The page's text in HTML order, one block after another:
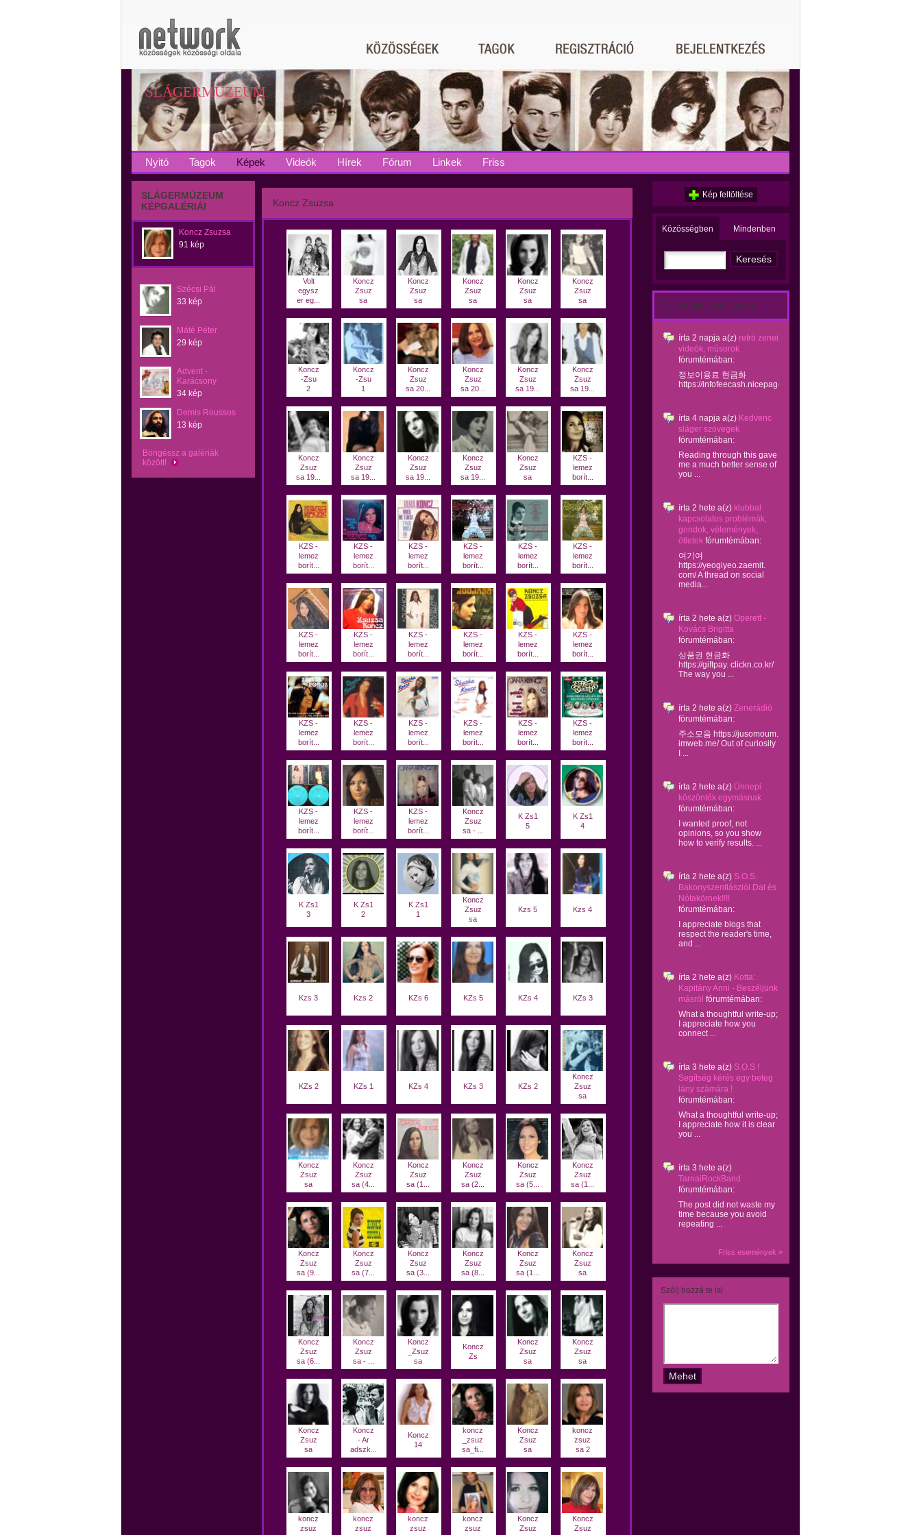
SLÁGERMÚZEUM
Nyitó Tagok Képek Videók Hírek Fórum Linkek Friss
SLÁGERMÚZEUM
KÉPGALÉRIÁI
Koncz Zsuzsa
91 kép
Szécsi Pál
33 kép
Máté Péter
29 kép
Advent -
Karácsony
34 kép
Demis Roussos
13 kép
Böngéssz a galériák
között!
Koncz Zsuzsa
Volt
egysz
er eg...
Koncz
Zsuz
sa
Koncz
Zsuz
sa
Koncz
Zsuz
sa
Koncz
Zsuz
sa
Koncz
Zsuz
sa
Koncz
-Zsu
2
Koncz
-Zsu
1
Koncz
Zsuz
sa 20...
Koncz
Zsuz
sa 20...
Koncz
Zsuz
sa 19...
Koncz
Zsuz
sa 19...
Koncz
Zsuz
sa 19...
Koncz
Zsuz
sa 19...
Koncz
Zsuz
sa 19...
Koncz
Zsuz
sa 19...
Koncz
Zsuz
sa
KZS -
lemez
borít...
KZS -
lemez
borít...
KZS -
lemez
borít...
KZS -
lemez
borít...
KZS -
lemez
borít...
KZS -
lemez
borít...
KZS -
lemez
borít...
KZS -
lemez
borít...
KZS -
lemez
borít...
KZS -
lemez
borít...
KZS -
lemez
borít...
KZS -
lemez
borít...
KZS -
lemez
borít...
KZS -
lemez
borít...
KZS -
lemez
borít...
KZS -
lemez
borít...
KZS -
lemez
borít...
KZS -
lemez
borít...
KZS -
lemez
borít...
KZS -
lemez
borít...
KZS -
lemez
borít...
KZS -
lemez
borít...
Koncz
Zsuz
sa - ...
K Zs1
5
K Zs1
4
K Zs1
3
K Zs1
2
K Zs1
1
Koncz
Zsuz
sa
Kzs 5 Kzs 4
Kzs 3 Kzs 2 KZs 6 KZs 5 KZs 4 KZs 3
KZs 2 KZs 1 KZs 4 KZs 3 KZs 2
Koncz
Zsuz
sa
Koncz
Zsuz
sa
Koncz
Zsuz
sa (4...
Koncz
Zsuz
sa (1...
Koncz
Zsuz
sa (2...
Koncz
Zsuz
sa (5...
Koncz
Zsuz
sa (1...
Koncz
Zsuz
sa (9...
Koncz
Zsuz
sa (7...
Koncz
Zsuz
sa (3...
Koncz
Zsuz
sa (8...
Koncz
Zsuz
sa (1...
Koncz
Zsuz
sa
Koncz
Zsuz
sa (6...
Koncz
Zsuz
sa - ...
Koncz
_Zsuz
sa
Koncz
Zs
Koncz
Zsuz
sa
Koncz
Zsuz
sa
Koncz
Zsuz
sa
Koncz
- Ar
adszk...
Koncz
14
koncz
_zsuz
sa_fi...
Koncz
Zsuz
sa
koncz
zsuz
sa 2
koncz
zsuz
koncz
zsuz
koncz
zsuz
koncz
zsuz
Koncz
Zsuz
Koncz
Zsuz
Kép feltöltése
Közösségben Mindenben
Ez történt a közösségben:
írta 2 napja a(z) retró zenei
videók, műsorok
fórumtémában:
정보이용료 현금화
https://infofeecash.nicepage...
írta 4 napja a(z) Kedvenc
sláger szövegek
fórumtémában:
Reading through this gave
me a much better sense of
you ...
írta 2 hete a(z) klubbal
kapcsolatos problémák,
gondok, vélemények,
ötletek fórumtémában:
여기여
https://yeogiyeo.zaemit.
com/ A thread on social
media...
írta 2 hete a(z) Operett -
Kovács Brigitta
fórumtémában:
상품권 현금화
https://giftpay. clickn.co.kr/
The way you ...
írta 2 hete a(z) Zenerádió
fórumtémában:
주소모음 https://jusomoum.
imweb.me/ Out of curiosity
I ...
írta 2 hete a(z) Ünnepi
köszöntők egymásnak
fórumtémában:
I wanted proof, not
opinions, so you show
how to verify results. ...
írta 2 hete a(z) S.O.S.
Bakonyszentlászlói Dal és
Nótakörnek!!!!
fórumtémában:
I appreciate blogs that
respect the reader's time,
and ...
írta 2 hete a(z) Kotta:
Kapitány Anni - Beszéljünk
másról fórumtémában:
What a thoughtful write-up;
I appreciate how you
connect ...
írta 3 hete a(z) S.O.S !
Segítség kérés egy beteg
lány számára !
fórumtémában:
What a thoughtful write-up;
I appreciate how it is clear
you ...
írta 3 hete a(z)
TarnaiRockBand
fórumtémában:
The post did not waste my
time because you avoid
repeating ...
Friss események »
Szólj hozzá te is!